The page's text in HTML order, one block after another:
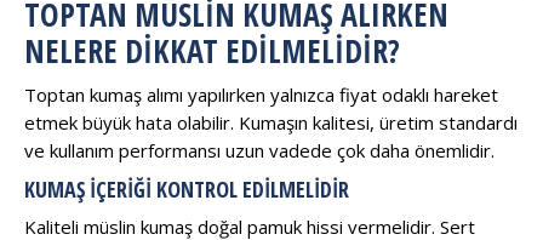
TOPTAN MÜSLIN KUMAŞ ALIRKEN
NELERE DIKKAT EDILMELIDIR?
Toptan kumaş alımı yapılırken yalnızca fiyat odaklı hareket
etmek büyük hata olabilir. Kumaşın kalitesi, üretim standardı
ve kullanım performansı uzun vadede çok daha önemlidir.
KUMAŞ İÇERIĞI KONTROL EDILMELIDIR
Kaliteli müslin kumaş doğal pamuk hissi vermelidir. Sert